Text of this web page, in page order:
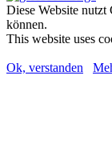
Diese Website
können.
This website uses
Ok, verstanden